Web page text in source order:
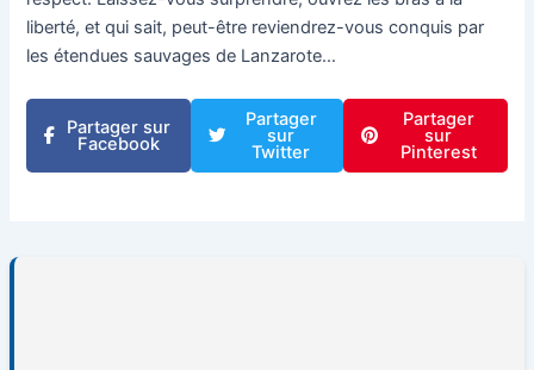
liberté, et qui sait, peut-être reviendrez-vous conquis par
les étendues sauvages de Lanzarote…
Partager sur
Facebook
Partager
sur
Twitter
Partager
sur
Pinterest